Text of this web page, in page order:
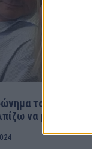
το βράδυ του
να μην